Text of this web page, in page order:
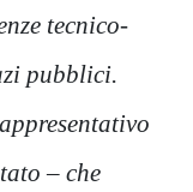
tecnico-
pubblici.
– che